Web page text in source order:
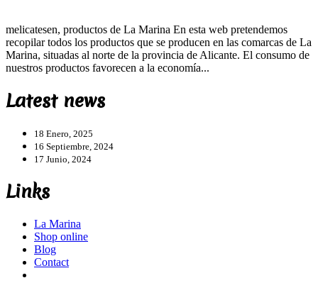
melicatesen, productos de La Marina En esta web pretendemos
recopilar todos los productos que se producen en las comarcas de La
Marina, situadas al norte de la provincia de Alicante. El consumo de
nuestros productos favorecen a la economía...
Latest news
18 Enero, 2025
16 Septiembre, 2024
17 Junio, 2024
Links
La Marina
Shop online
Blog
Contact